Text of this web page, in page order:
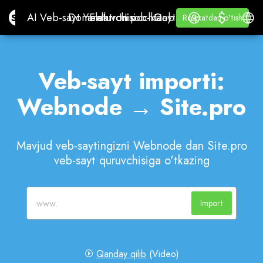
Site.proAI Veb-sayt Yaratuvchisi
AI Veb-sayt Yaratuvchisi
Domenlar
Domenlar
Elektron pochta
Elektron pochta
Hisob-kitob dasturi
Hisob-kitob dasturi
Qayta sotuvchilar
Qayta sotuvchilar uchun
OQ YORLIQ
O'rganing
O'rganing
Ro'yxatdan o'tish
Ro'yxatdan o'tish
Kirish $
$
Veb-sayt importi:
Webnode → Site.pro
Mavjud veb-saytingizni Webnode dan Site.pro
veb-sayt quruvchisiga o'tkazing
Import
Qanday qilib (Video)